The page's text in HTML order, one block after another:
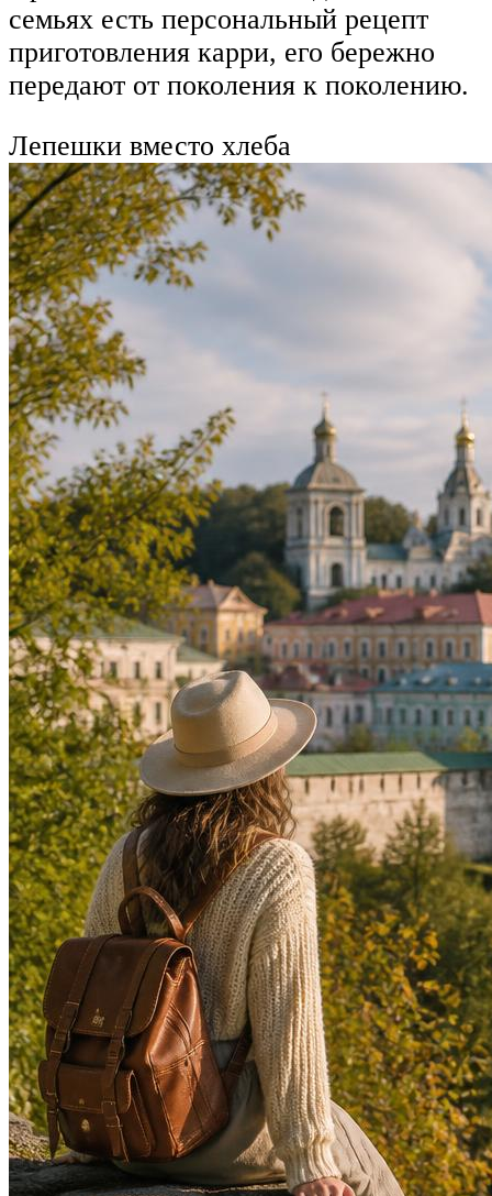
семьях есть персональный рецепт
приготовления карри, его бережно
передают от поколения к поколению.
Лепешки вместо хлеба